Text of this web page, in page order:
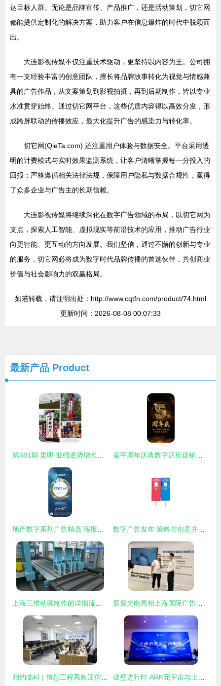
达目标人群。无论是品牌宣传、产品推广，还是活动策划，切它网
都能提供定制化的解决方案，助力客户在信息爆炸的时代中脱颖而
出。
大连影视传媒不仅注重技术驱动，更坚持以内容为王。公司拥
有一支经验丰富的创意团队，擅长将品牌故事转化为视觉与情感兼
具的广告作品，从文案策划到影视拍摄，再到后期制作，皆以专业
水准贯穿始终。通过切它网平台，这些优质内容得以高效分发，形
成跨屏联动的传播效应，最大化提升广告的感染力与转化率。
切它网(QieTa.com) 还注重用户体验与数据安全。平台采用透
明的计费模式与实时效果监测系统，让客户清晰掌握每一分投入的
回报；严格遵循相关法律法规，保障用户隐私与数据合规性，赢得
了众多企业与广告主的长期信赖。
大连影视传媒将继续深化在数字广告领域的布局，以切它网为
支点，探索人工智能、虚拟现实等前沿技术的应用，推动广告行业
向更智能、更互动的方向发展。我们坚信，通过不懈的创新与专业
的服务，切它网必将成为数字时代品牌传播的首选伙伴，共创商业
价值与社会影响力的双赢格局。
如若转载，请注明出处：http://www.cqtfn.com/product/74.html
更新时间：2026-08-08 00:07:33
最新产品 Product